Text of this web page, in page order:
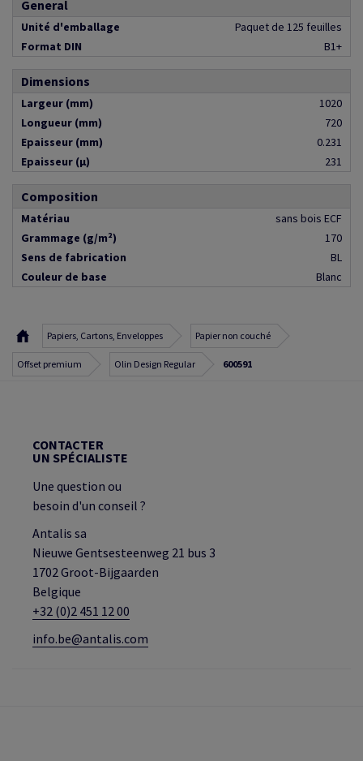
General
Unité d'emballage
Paquet de 125 feuilles
Format DIN
B1+
Dimensions
Largeur (mm)
1020
Longueur (mm)
720
Epaisseur (mm)
0.231
Epaisseur (µ)
231
Composition
Matériau
sans bois ECF
Grammage (g/m²)
170
Sens de fabrication
BL
Couleur de base
Blanc
Papiers, Cartons, Enveloppes Papier non couché
Offset premium Olin Design Regular 600591
CONTACTER
UN SPÉCIALISTE
Une question ou
besoin d'un conseil ?
Antalis sa
Nieuwe Gentsesteenweg 21 bus 3
1702 Groot-Bijgaarden
Belgique
+32 (0)2 451 12 00
info.be@antalis.com